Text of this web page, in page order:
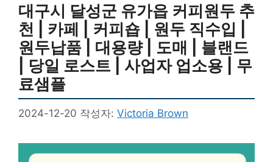
대구시 달성군 유가읍 커피원두 추
천 | 카페 | 커피숍 | 원두 직수입 |
원두납품 | 대용량 | 도매 | 블랜드
| 당일 로스트 | 사업자 업소용 | 무
료샘플
2024-12-20 작성자: Victoria Brown